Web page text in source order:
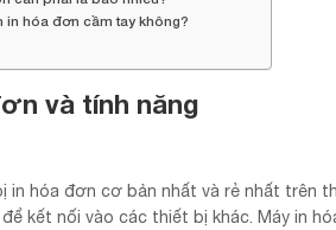
in hóa đơn cầm tay không?
và tính năng
in hóa đơn cơ bản nhất và rẻ nhất trên
kết nối vào các thiết bị khác. Máy in